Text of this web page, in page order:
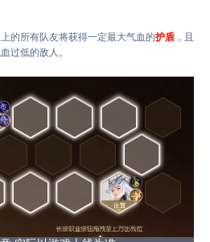
所有队友将获得一定最大气血的护盾 ，且
过低的敌人。